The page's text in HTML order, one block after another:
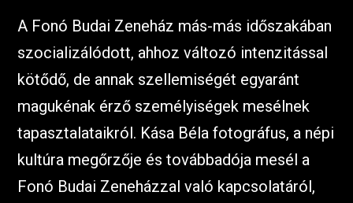
A Fonó Budai Zeneház más-más időszakában
szocializálódott, ahhoz változó intenzitással
kötődő, de annak szellemiségét egyaránt
magukénak érző személyiségek mesélnek
tapasztalataikról. Kása Béla fotográfus, a népi
kultúra megőrzője és továbbadója mesél a
Fonó Budai Zeneházzal való kapcsolatáról,